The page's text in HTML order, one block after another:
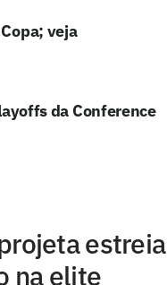
veja
da Conference
estreia
na elite